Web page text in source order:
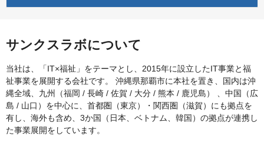
サンクスラボについて
当社は、「IT×福祉」をテーマとし、2015年に設立したIT事業と福
祉事業を展開する会社です。 沖縄県那覇市に本社を置き、国内は沖
縄全域、九州（福岡 / 長崎 / 佐賀 / 大分 / 熊本 / 鹿児島） 、中国（広
島 / 山口）を中心に、首都圏（東京）・関西圏（滋賀）にも拠点を
有し、海外も含め、3か国（日本、ベトナム、韓国）の拠点が連携し
た事業展開をしています。